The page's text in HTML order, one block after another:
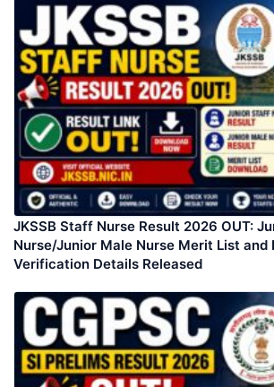
JKSSB Staff Nurse Result 2026 OUT:
Nurse/Junior Male Nurse Merit List and
Verification Details Released